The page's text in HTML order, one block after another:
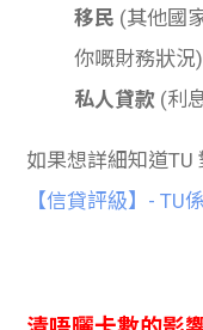
移民 (其他國
你嘅財務狀況)
私人貸款 (利
如果想詳細知道TU
【信貸評級】- TU